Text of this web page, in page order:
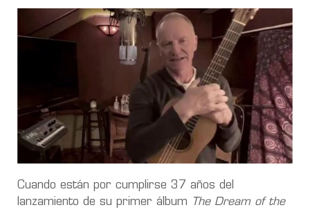
Cuando están por cumplirse 37 años del
lanzamiento de su primer álbum
The Dream of the